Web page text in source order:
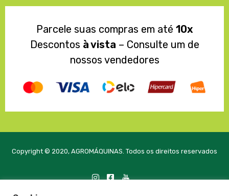
Parcele suas compras em até 10x
Descontos à vista – Consulte um de
nossos vendedores
Copyright © 2020, AGROMÁQUINAS. Todos os direitos reservados